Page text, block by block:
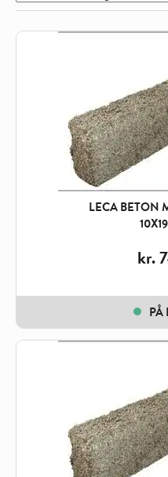
LECA BETON
kr.
PÅ